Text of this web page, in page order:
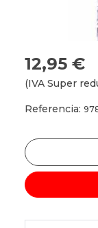
12,95 €
(IVA Super
Referencia: